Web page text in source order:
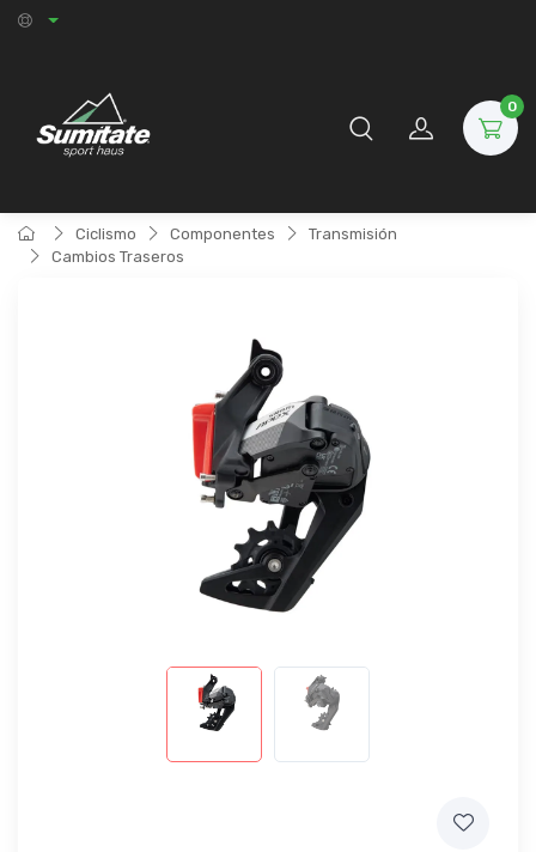
0
Ciclismo Componentes
Transmisión
Cambios Traseros